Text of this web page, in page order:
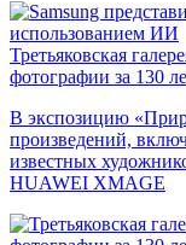
Третьяковская
фотографии за 130
В экспозицию
произведений,
известных
HUAWEI XMAGE